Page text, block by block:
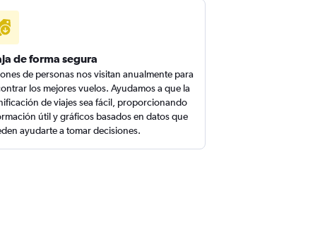
de forma segura
de personas nos visitan anualmente para
los mejores vuelos. Ayudamos a que la
de viajes sea fácil, proporcionando
útil y gráficos basados en datos que
ayudarte a tomar decisiones.